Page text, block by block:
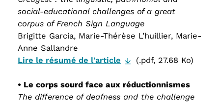
social-educational challenges of a great
corpus of French Sign Language
Brigitte Garcia, Marie-Thérèse L’huillier, Marie-
Anne Sallandre
Lire le résumé de l'article
(.pdf, 27.68 Ko)
• Le corps sourd face aux réductionnismes
The difference of deafness and the challenge